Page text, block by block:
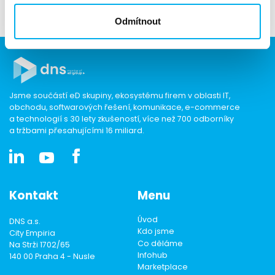
Odmítnout
Jsme součástí eD skupiny, ekosystému firem v oblasti IT,
obchodu, softwarových řešení, komunikace, e-commerce
a technologií s 30 lety zkušeností, více než 700 odborníky
a tržbami přesahujícími 16 miliard.
Kontakt
DNS a.s.
City Empiria
Na Strži 1702/65
140 00 Praha 4 - Nusle
Menu
Úvod
Kdo jsme
Co děláme
Infohub
Marketplace